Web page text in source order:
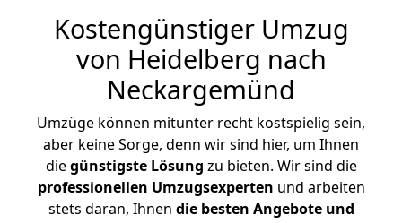
Kostengünstiger Umzug
von Heidelberg nach
Neckargemünd
Umzüge können mitunter recht kostspielig sein,
aber keine Sorge, denn wir sind hier, um Ihnen
diegünstigste Lösung zu bieten. Wir sind die
professionellen Umzugsexperten und arbeiten
stets daran, Ihnen die besten Angebote und